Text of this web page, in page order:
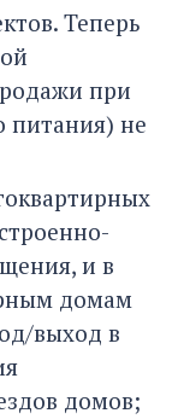
Теперь
при
питания) не
и в
домам
выход в
домов;